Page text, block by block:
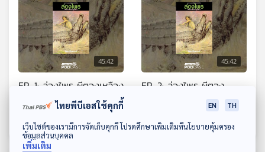
ดาวน์โหลด Thai PBS Podcast Application
45:42
EP. 1: ล่องไพร ผีตองเหลือง
คนสุดท้าย
45:42
EP. 2: ล่องไพร ผีตอง
ไทยพีบีเอสใช้คุกกี้ EN TH
เว็บไซต์ของเรามีการจัดเก็บคุกกี้ โปรดศึกษาเพิ่มเติมที่นโยบายคุ้มครอง
ข้อมูลส่วนบุคคล
เพิ่มเติม